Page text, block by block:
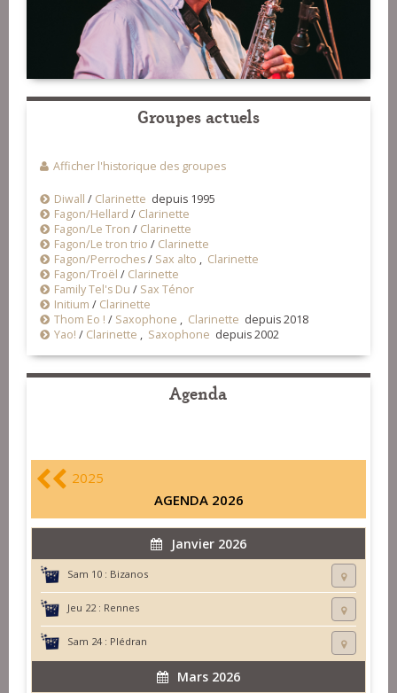
Groupes actuels
Afficher l'historique des groupes
Diwall / Clarinette depuis 1995
Fagon/Hellard / Clarinette
Fagon/Le Tron / Clarinette
Fagon/Le tron trio / Clarinette
Fagon/Perroches/ Sax alto , Clarinette
Fagon/Troël / Clarinette
Family Tel's Du / Sax Ténor
Initium / Clarinette
Thom Eo ! / Saxophone , Clarinette depuis 2018
Yao! / Clarinette , Saxophone depuis 2002
Agenda
2025
AGENDA 2026
Janvier 2026
Sam 10 : Bizanos
Jeu 22 : Rennes
Sam 24 : Plédran
Mars 2026